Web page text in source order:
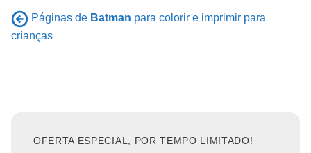
Páginas de Batman para colorir e imprimir para
crianças
OFERTA ESPECIAL, POR TEMPO LIMITADO!